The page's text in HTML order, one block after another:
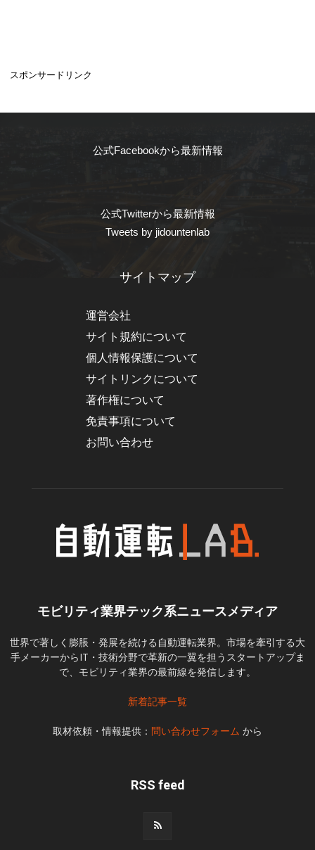
スポンサードリンク
公式Facebookから最新情報
公式Twitterから最新情報
Tweets by jidountenlab
サイトマップ
運営会社
サイト規約について
個人情報保護について
サイトリンクについて
著作権について
免責事項について
お問い合わせ
モビリティ業界テック系ニュースメディア
世界で著しく膨脹・発展を続ける自動運転業界。市場を牽引する大
手メーカーからIT・技術分野で革新の一翼を担うスタートアップま
で、モビリティ業界の最前線を発信します。
新着記事一覧
取材依頼・情報提供： 問い合わせフォーム から
RSS feed